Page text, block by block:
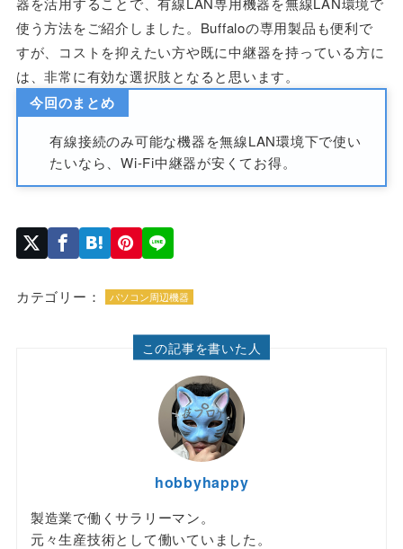
使う方法をご紹介しました。Buffaloの専用製品も便利で
すが、コストを抑えたい方や既に中継器を持っている方に
は、非常に有効な選択肢となると思います。
今回のまとめ
有線接続のみ可能な機器を無線LAN環境下で使い
たいなら、Wi-Fi中継器が安くてお得。
カテゴリー： パソコン周辺機器
この記事を書いた人
hobbyhappy
製造業で働くサラリーマン。
元々生産技術として働いていました。